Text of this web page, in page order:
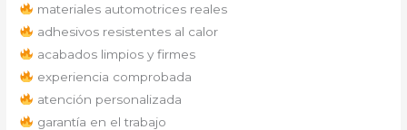
materiales automotrices reales
adhesivos resistentes al calor
acabados limpios y firmes
experiencia comprobada
atención personalizada
garantía en el trabajo